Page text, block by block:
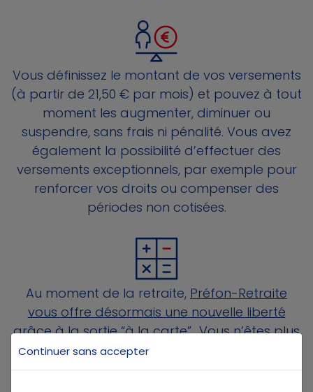
Vous définissez le montant de vos versements
(à partir de 21,50 € par mois) et pouvez à tout
moment les augmenter, diminuer ou
suspendre, sans frais ni pénalité. Vous avez
également la possibilité d’effectuer des
versements exceptionnels, par exemple pour
renforcer vos droits ou compenser des
périodes non cotisées.
Au moment de la retraite, Préfon-Retraite
vous offre désormais une nouvelle liberté
grâce à la sortie “à la carte”Vous n’êtes plus
contraint de choisir définitivement entre rente
ou capital :
Continuer sans accepter